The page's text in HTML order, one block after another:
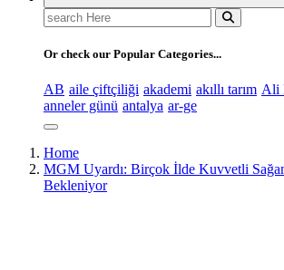
Search
for:
Or check our Popular Categories...
AB aile çiftçiliği akademi akıllı tarım Ali
anneler günü antalya ar-ge
Home
MGM Uyardı: Birçok İlde Kuvvetli
Bekleniyor